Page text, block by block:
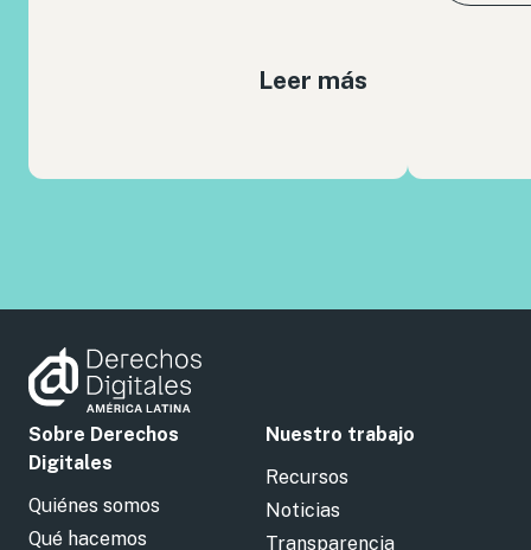
Leer más
Sobre Derechos
Digitales
Quiénes somos
Qué hacemos
Nuestro trabajo
Recursos
Noticias
Transparencia